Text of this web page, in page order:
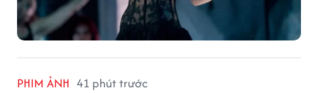
PHIM ẢNH 41 phút trước